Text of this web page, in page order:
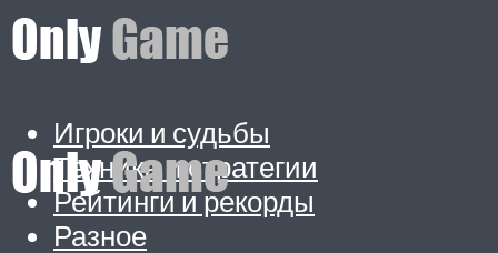
Игроки и судьбы
Техника и стратегии
Рейтинги и рекорды
Разное